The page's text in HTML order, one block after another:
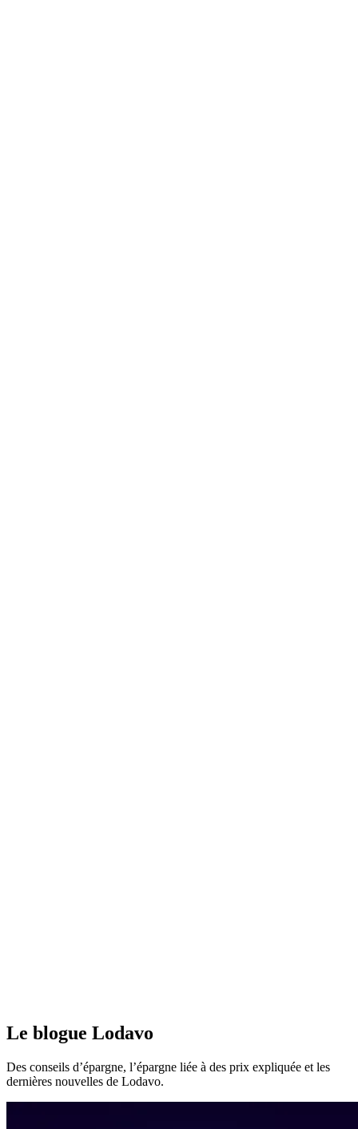
Le blogue Lodavo
Des conseils d’épargne, l’épargne liée à des prix expliquée et les
dernières nouvelles de Lodavo.